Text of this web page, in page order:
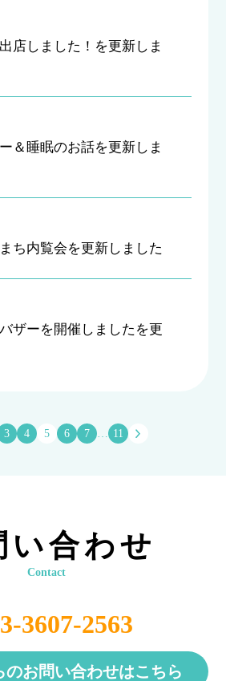
店しました！を更新しま
＆睡眠のお話を更新しま
ち内覧会を更新しました
ザーを開催しましたを更
3 4 5 6 7 … 11
い合わせ
Contact
3607-2563
のお問い合わせはこちら